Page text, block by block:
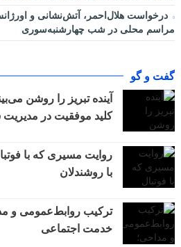
درخواست هلال‌احمر، آتش‌نشانی و
مراسم محلی در شب چهارشنبه‌سوری
گفت و گو
آینده تبریز را روشن
کلید موفقیت در
روایت مسیری که با
با روشندلان
ترکیب روابط‌عمومی و
خدمت اجتماعی